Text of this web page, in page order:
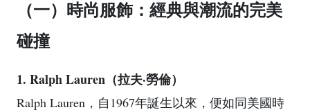
（一）時尚服飾：經典與潮流的完美
碰撞
1. Ralph Lauren（拉夫·勞倫）
Ralph Lauren，自1967年誕生以來，便如同美國時